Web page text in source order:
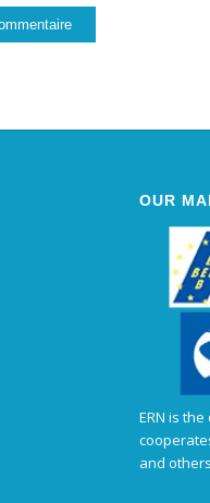
OUR
ERN is
and others